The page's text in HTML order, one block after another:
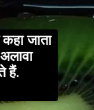
जाता
हैं.